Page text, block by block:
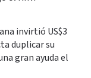
invirtió US$3
duplicar su
gran ayuda el